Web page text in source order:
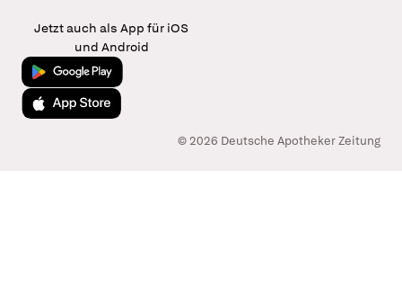
Jetzt auch als App für iOS
und Android
Jetzt bei Google Play
Laden im App Store
© 2026 Deutsche Apotheker Zeitung